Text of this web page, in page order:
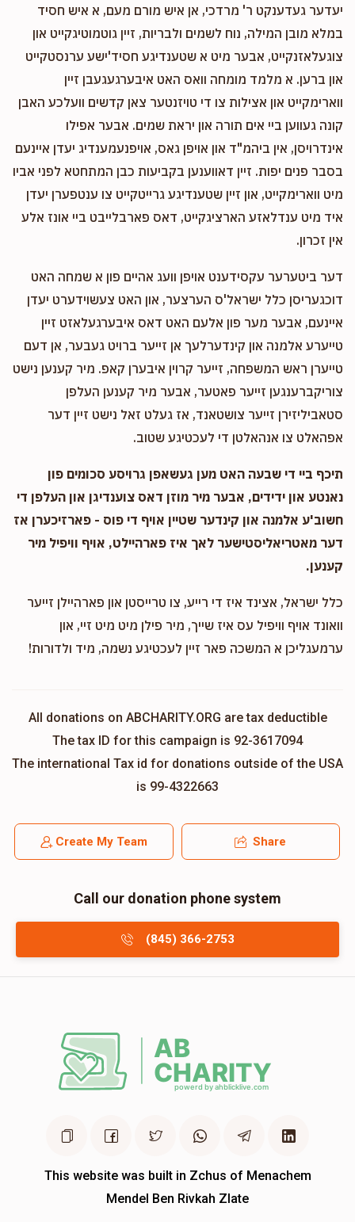
יעדער געדענקט ר' מרדכי, אן איש מורם מעם, א איש חסיד
במלא מובן המילה, נוח לשמים ולבריות, זיין גוטמוטיגקייט און
צוגעלאזנקייט, אבער מיט א שטענדיגע חסיד'ישע ערנסטקייט
און ברען. א מלמד מומחה וואס האט איבערגעגעבן זיין
ווארימקייט און אצילות צו די טויזנטער צאן קדשים וועלכע האבן
קונה געווען ביי אים תורה און יראת שמים. אבער אפילו
אינדרויסן, אין ביהמ"ד און אויפן גאס, אויפנעמענדיג יעדן איינעם
בסבר פנים יפות. זיין דאווענען בקביעות כבן המתחטא לפני אביו
מיט ווארימקייט, און זיין שטענדיגע גרייטקייט צו ענטפערן יעדן
איד מיט ענדלאזע הארציגקייט, דאס פארבלייבט ביי אונז אלע
אין זכרון.
דער ביטערער עקסידענט אויפן וועג אהיים פון א שמחה האט
דוכגעריסן כלל ישראל'ס הערצער, און האט צעשוידערט יעדן
איינעם, אבער מער פון אלעם האט דאס איבערגעלאזט זיין
טייערע אלמנה און קינדערלעך אן זייער ברויט געבער, אן דעם
טייערן ראש המשפחה, זייער קרוין איבערן קאפ. מיר קענען נישט
צוריקברענגען זייער פאטער, אבער מיר קענען העלפן
סטאביליזירן זייער צושטאנד, אז געלט זאל נישט זיין דער
אפהאלט צו אנהאלטן די לעכטיגע שטוב.
תיכף ביי די שבעה האט מען געשאפן גרויסע סכומים פון
נאנטע און ידידים, אבער מיר מוזן דאס צוענדיגן און העלפן די
חשוב'ע אלמנה און קינדער שטיין אויף די פוס - פארזיכערן אז
דער מאטריאליסטישער לאך איז פארהיילט, אויף וויפיל מיר
קענען.
כלל ישראל, אצינד איז די רייע, צו טרייסטן און פארהיילן זייער
וואונד אויף וויפיל עס איז שייך, מיר פילן מיט מיט זיי, און
ערמעגליכן א המשכה פאר זיין לעכטיגע נשמה, מיד ולדורות!
All donations on ABCHARITY.ORG are tax deductible
The tax ID for this campaign is 92-3617094
The international Tax id for donations outside of the USA
is 99-4322663
Create My Team Share
Call our donation phone system
(845) 366-2753
This website was built in Zchus of Menachem
Mendel Ben Rivkah Zlate